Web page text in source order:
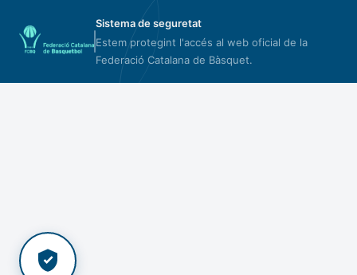
Sistema de seguretat
Estem protegint l'accés al web oficial de la
Federació Catalana de Bàsquet.